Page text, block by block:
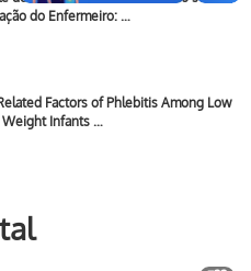
do Enfermeiro: …
Factors of Phlebitis Among Low
Weight Infants …